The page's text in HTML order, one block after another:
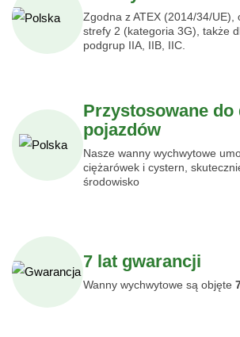
Zgodna z ATEX (2014/34/UE),
strefy 2 (kategoria 3G), także
podgrup IIA, IIB, IIC.
Przystosowane do
pojazdów
Nasze wanny wychwytowe
ciężarówek i cystern,
środowisko
7 lat gwarancji
Wanny wychwytowe są objęte